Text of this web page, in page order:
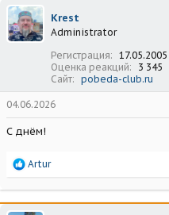
ц
и
и
Krest
Administrator
Регистрация
17.05.2005
Оценка реакций
3 345
Сайт
pobeda-club.ru
04.06.2026
С днём!
Р
а
к
Artur